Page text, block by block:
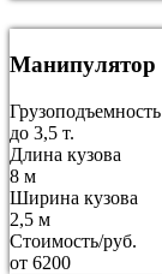
Манипулятор
Грузоподъемность
до 3,5 т.
Длина кузова
8 м
Ширина кузова
2,5 м
Стоимость/руб.
от 6200